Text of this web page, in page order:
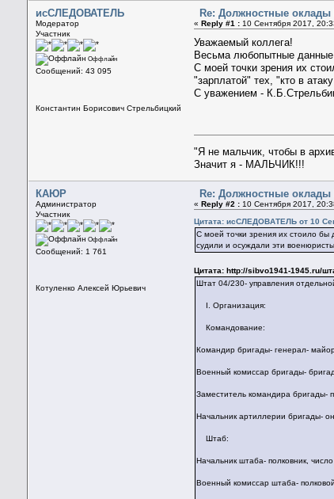
исСЛЕДОВАТЕЛЬ
Модератор
Участник
Оффлайн
Сообщений: 43 095
Константин Борисович Стрельбицкий
Re: Должностные оклады
«Reply #1 : 10 Сентября 2017,
Уважаемый коллега!
Весьма любопытные
С моей точки зрения их
"зарплатой" тех, "кто в
С уважением -
"Я не мальчик, чтобы в
Значит я - МАЛЬЧИК!!!
КАЮР
Администратор
Участник
Оффлайн
Сообщений: 1 761
Котуленко Алексей Юрьевич
Re: Должностные оклады
«Reply #2 : 10 Сентября 2017,
Цитата: исСЛЕДОВАТЕЛЬ от 10
С моей точки зрения их стоило бы
судили и осуждали эти
Цитата: http://sibvo1941-1945.ru/
Штат 04/230- управления
I. Организация:
Командование:
Командир бригады- генерал-
Военный комиссар бригады-
Заместитель командира бригады-
Начальник артиллерии бригады-
Штаб:
Начальник штаба- полковник,
Военный комиссар штаба-